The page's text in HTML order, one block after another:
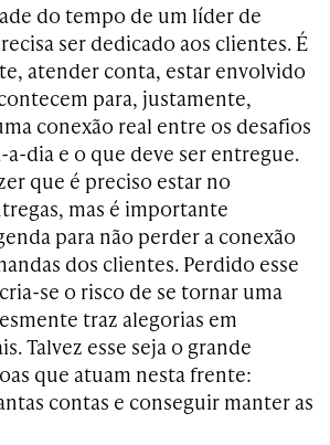
do tempo de um líder de
ser dedicado aos clientes. É
atender conta, estar envolvido
para, justamente,
conexão real entre os desafios
dia e o que deve ser entregue.
que é preciso estar no
mas é importante
para não perder a conexão
dos clientes. Perdido esse
se o risco de se tornar uma
traz alegorias em
Talvez esse seja o grande
que atuam nesta frente:
contas e conseguir manter as